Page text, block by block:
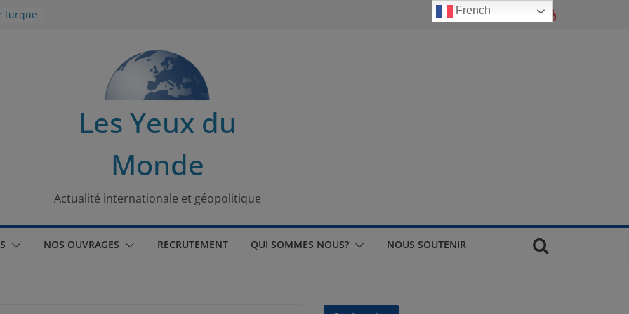
turque
Les Yeux du
Monde
Actualité internationale et géopolitique
NOS OUVRAGES RECRUTEMENT QUI SOMMES NOUS? NOUS SOUTENIR
French